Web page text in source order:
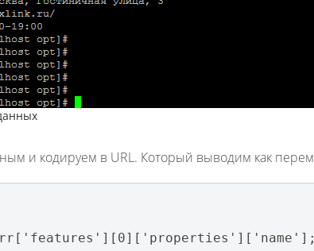
и кодируем в URL. Который выводим как